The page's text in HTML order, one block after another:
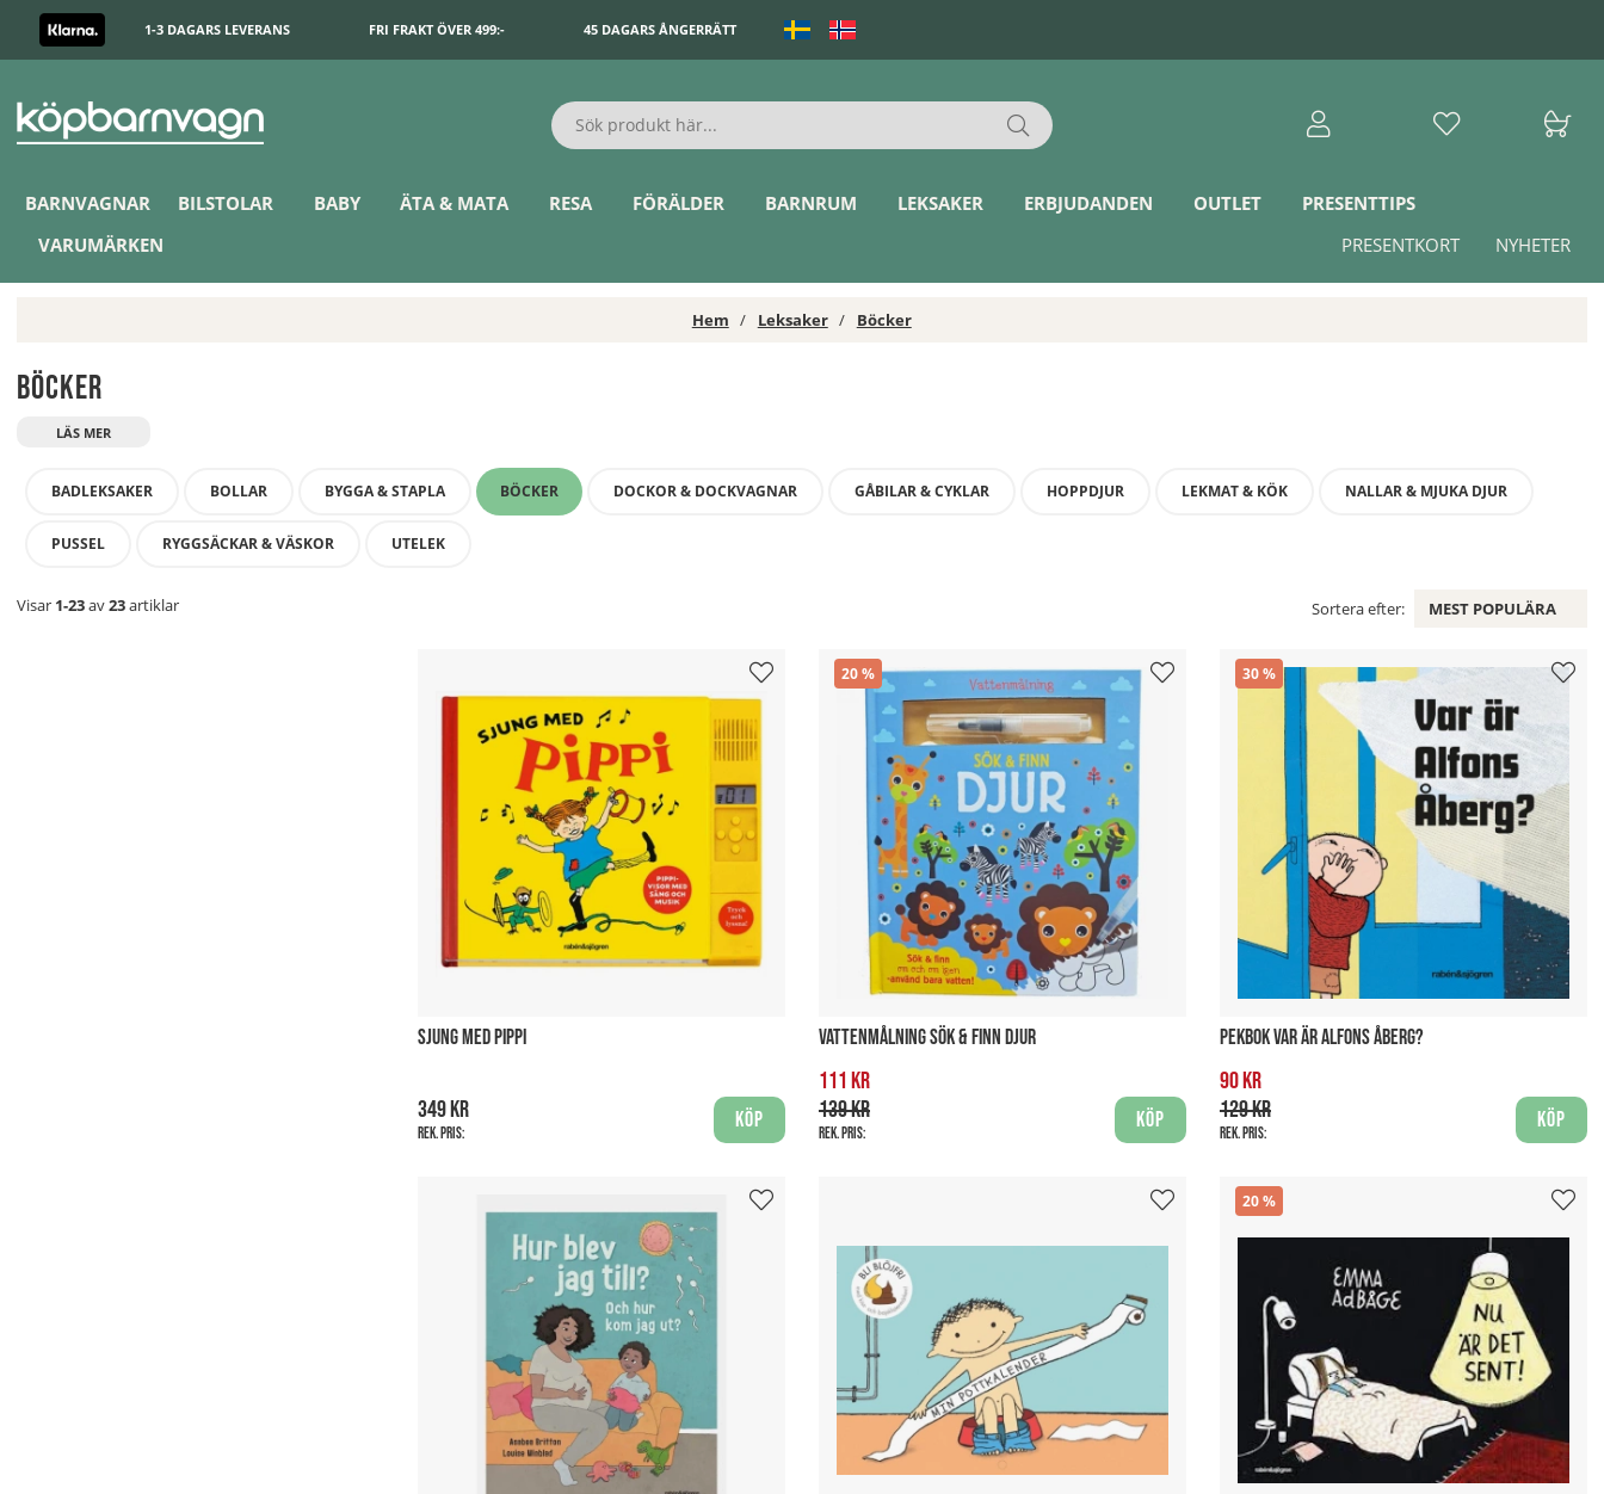
1-3 DAGARS LEVERANS FRI FRAKT ÖVER 499:- 45 DAGARS ÅNGERRÄTT
BARNVAGNAR BILSTOLAR BABY ÄTA & MATA RESA FÖRÄLDER BARNRUM LEKSAKER ERBJUDANDEN OUTLET
PRESENTTIPS
VARUMÄRKEN
NYHETER
PRESENTKORT
Hem Leksaker Böcker
Böcker
BADLEKSAKER BOLLAR BYGGA & STAPLA BÖCKER DOCKOR & DOCKVAGNAR GÅBILAR & CYKLAR HOPPDJUR LEKMAT & KÖK NALLAR & MJUKA DJUR
PUSSEL RYGGSÄCKAR & VÄSKOR UTELEK
Visar 1-23av23artiklar Sortera efter: MEST POPULÄRA
SJUNG MED PIPPI
349 kr
Rek. pris:
Köp
20
VATTENMÅLNING SÖK & FINN DJUR
111 kr
139 kr
Rek. pris:
Köp
30
PEKBOK VAR ÄR ALFONS ÅBERG?
90 kr
129 kr
Rek. pris:
Köp
20